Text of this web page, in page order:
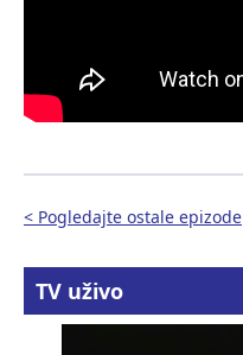
< Pogledajte ostale epizode
TV uživo